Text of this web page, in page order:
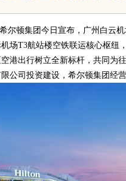
顿集团今日宣布，广州白云机
场T3航站楼空铁联运核心枢
港出行树立全新标杆，共同为
公司投资建设，希尔顿集团经